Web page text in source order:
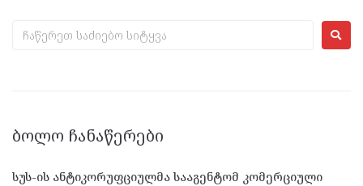
ᲑᲝᲚᲝ ᲩᲐᲜᲐᲬᲔᲠᲔᲑᲘ
სუს-ის ანტიკორუფციულმა სააგენტომ კომერციული